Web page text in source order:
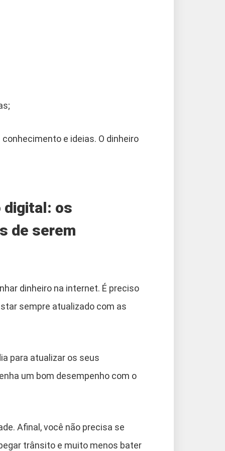
e ideias. O dinheiro
digital: os
de serem
dinheiro na internet. É preciso
sempre atualizado com as
para atualizar os seus
um bom desempenho com o
Afinal, você não precisa se
trânsito e muito menos bater